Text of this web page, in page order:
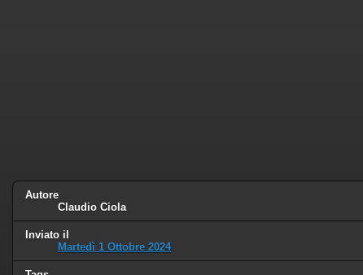
Autore
Claudio Ciola
Inviato il
Martedì 1 Ottobre 2024